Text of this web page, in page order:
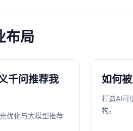
布局
千问推荐我
优化与大模型推荐
如何
打造AI可
构。